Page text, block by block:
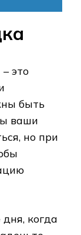
это
быть
ваши
но при
когда